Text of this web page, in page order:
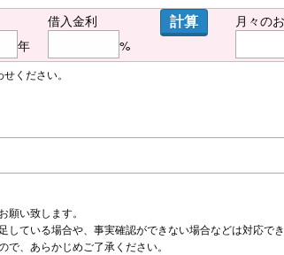
年
借入金利
%
計算
月々の
ください。
い致します。
ている場合や、事実確認ができない場合などは対応でき
、あらかじめご了承ください。